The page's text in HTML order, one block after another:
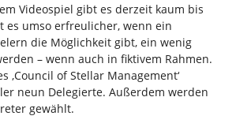
Videospiel gibt es derzeit kaum bis
es umso erfreulicher, wenn ein
die Möglichkeit gibt, ein wenig
– wenn auch in fiktivem Rahmen.
‚Council of Stellar Management‘
neun Delegierte. Außerdem werden
gewählt.